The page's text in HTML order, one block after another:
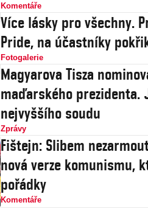
Komentáře
Více lásky pro všechny.
Pride, na účastníky
Fotogalerie
Magyarova Tisza
maďarského prezidenta.
nejvyššího soudu
Zprávy
Fištejn: Slibem
nová verze komunismu,
pořádky
Komentáře